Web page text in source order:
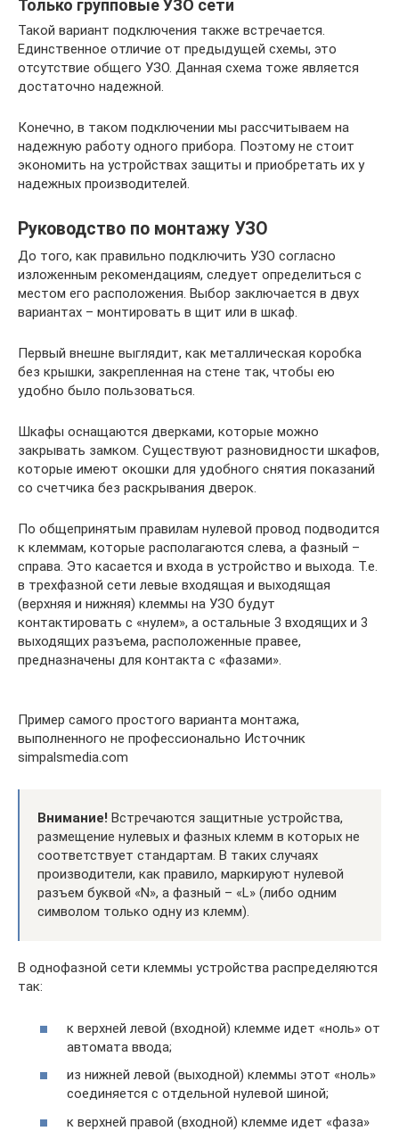
Только групповые УЗО сети
Такой вариант подключения также встречается.
Единственное отличие от предыдущей схемы, это
отсутствие общего УЗО. Данная схема тоже является
достаточно надежной.
Конечно, в таком подключении мы рассчитываем на
надежную работу одного прибора. Поэтому не стоит
экономить на устройствах защиты и приобретать их у
надежных производителей.
Руководство по монтажу УЗО
До того, как правильно подключить УЗО согласно
изложенным рекомендациям, следует определиться с
местом его расположения. Выбор заключается в двух
вариантах – монтировать в щит или в шкаф.
Первый внешне выглядит, как металлическая коробка
без крышки, закрепленная на стене так, чтобы ею
удобно было пользоваться.
Шкафы оснащаются дверками, которые можно
закрывать замком. Существуют разновидности шкафов,
которые имеют окошки для удобного снятия показаний
со счетчика без раскрывания дверок.
По общепринятым правилам нулевой провод подводится
к клеммам, которые располагаются слева, а фазный –
справа. Это касается и входа в устройство и выхода. Т.е.
в трехфазной сети левые входящая и выходящая
(верхняя и нижняя) клеммы на УЗО будут
контактировать с «нулем», а остальные 3 входящих и 3
выходящих разъема, расположенные правее,
предназначены для контакта с «фазами».
Пример самого простого варианта монтажа,
выполненного не профессионально Источник
simpalsmedia.com
Внимание! Встречаются защитные устройства,
размещение нулевых и фазных клемм в которых не
соответствует стандартам. В таких случаях
производители, как правило, маркируют нулевой
разъем буквой «N», а фазный – «L» (либо одним
символом только одну из клемм).
В однофазной сети клеммы устройства распределяются
так:
к верхней левой (входной) клемме идет «ноль» от
автомата ввода;
из нижней левой (выходной) клеммы этот «ноль»
соединяется с отдельной нулевой шиной;
к верхней правой (входной) клемме идет «фаза»